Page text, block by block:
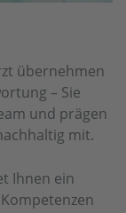
übernehmen
– Sie
und prägen
mit.
Ihnen ein